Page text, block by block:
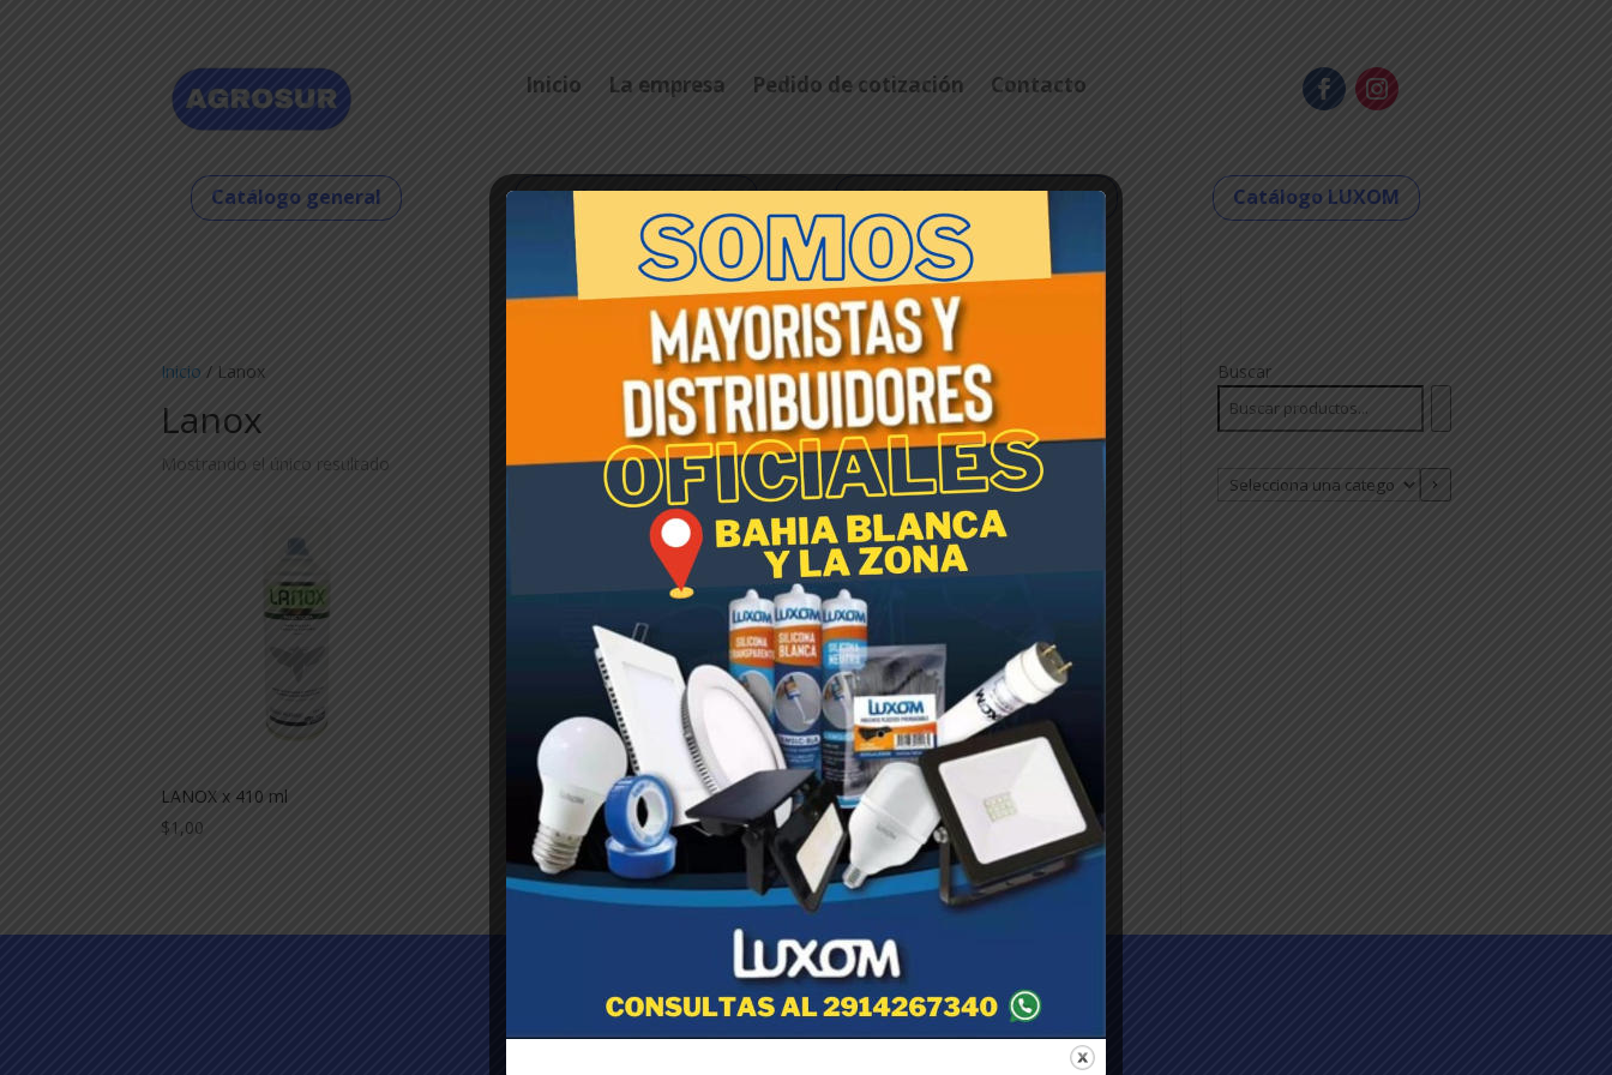
Inicio La empresa Pedido de cotización Contacto
Catálogo general Catálogo ferreterías Catálogo Alarsa - Redeco Catálogo LUXOM
Inicio / Lanox
Lanox
Mostrando el único resultado
LANOX x 410 ml
$1,00
Buscar
Selecciona
una